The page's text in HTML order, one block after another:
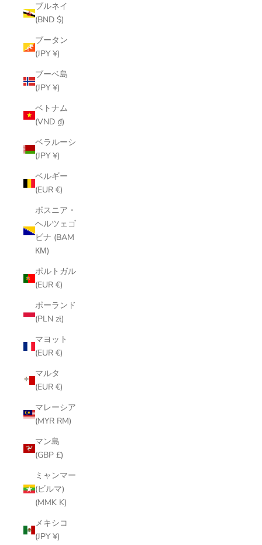
ブルネイ
(BND $)
ブータン
(JPY ¥)
ブーベ島
(JPY ¥)
ベトナム
(VND ₫)
ベラルーシ
(JPY ¥)
ベルギー
(EUR €)
ボスニア・
ヘルツェゴ
ビナ (BAM
КМ)
ポルトガル
(EUR €)
ポーランド
(PLN zł)
マヨット
(EUR €)
マルタ
(EUR €)
マレーシア
(MYR RM)
マン島
(GBP £)
ミャンマー
(ビルマ)
(MMK K)
メキシコ
(JPY ¥)